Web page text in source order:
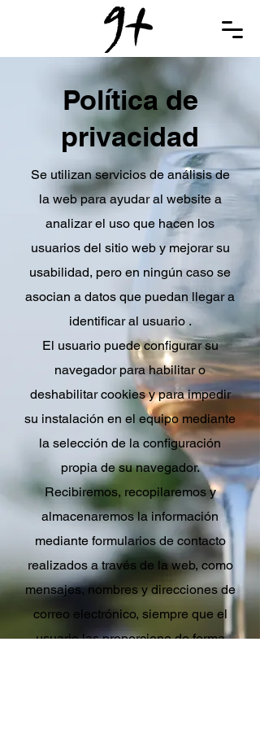
Política de
privacidad
Se utilizan servicios de análisis de
la web para ayudar al website a
analizar el uso que hacen los
usuarios del sitio web y mejorar su
usabilidad, pero en ningún caso se
asocian a datos que puedan llegar a
identificar al usuario .
El usuario puede configurar su
navegador para habilitar o
deshabilitar cookies y para impedir
su instalación en el equipo mediante
la selección de la configuración
propia de su navegador.
Recibiremos, recopilaremos y
almacenaremos la información
mediante formularios de contacto
realizados a través de la web, como
mensajes, nombres y direcciones de
correo electrónico, siempre que el
usuario las proporcione de forma